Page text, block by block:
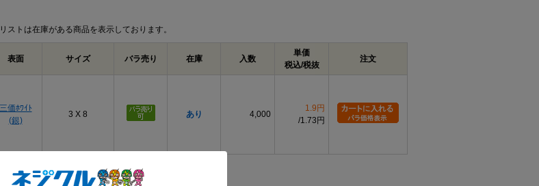
トは在庫がある商品を表示しております。
表面 サイズ バラ売り 在庫 入数
単価
税込/税抜
注文
三価ﾎﾜｲﾄ
(銀)
3 X 8 あり 4,000
1.9円
1.73円